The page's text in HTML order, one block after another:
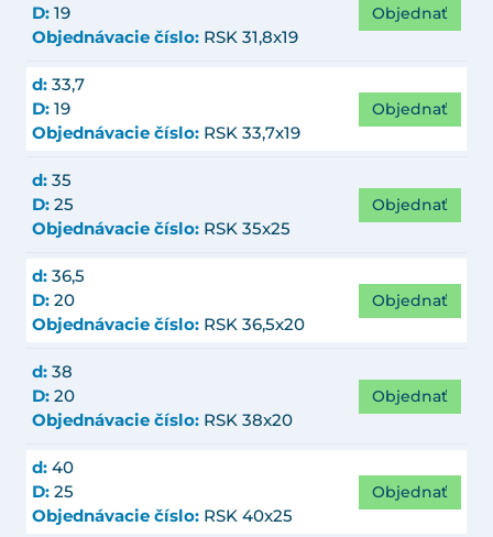
D: 19
Objednávacie číslo: RSK 31,8x19
Objednať
d: 33,7
D: 19
Objednávacie číslo: RSK 33,7x19
Objednať
d: 35
D: 25
Objednávacie číslo: RSK 35x25
Objednať
d: 36,5
D: 20
Objednávacie číslo: RSK 36,5x20
Objednať
d: 38
D: 20
Objednávacie číslo: RSK 38x20
Objednať
d: 40
D: 25
Objednávacie číslo: RSK 40x25
Objednať